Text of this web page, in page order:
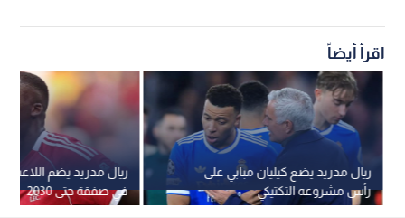
اقرأ أيضاً
ريال مدريد يضم اللاعب
في صفقة حتى 2030
ريال مدريد يضع كيليان مبابي على
رأس مشروعه التكتيكي